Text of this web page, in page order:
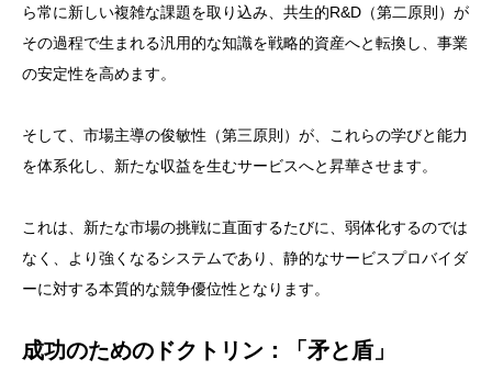
ら常に新しい複雑な課題を取り込み、共生的R&D（第二原則）が
その過程で生まれる汎用的な知識を戦略的資産へと転換し、事業
の安定性を高めます。
そして、市場主導の俊敏性（第三原則）が、これらの学びと能力
を体系化し、新たな収益を生むサービスへと昇華させます。
これは、新たな市場の挑戦に直面するたびに、弱体化するのでは
なく、より強くなるシステムであり、静的なサービスプロバイダ
ーに対する本質的な競争優位性となります。
成功のためのドクトリン：「矛と盾」